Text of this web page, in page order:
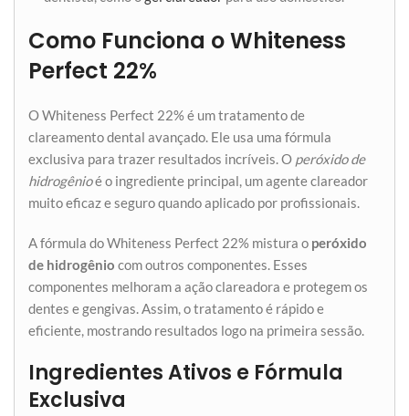
Como Funciona o Whiteness
Perfect 22%
O Whiteness Perfect 22% é um tratamento de
clareamento dental avançado. Ele usa uma fórmula
exclusiva para trazer resultados incríveis. O peróxido de
hidrogênioé o ingrediente principal, um agente clareador
muito eficaz e seguro quando aplicado por profissionais.
A fórmula do Whiteness Perfect 22% mistura o peróxido
de hidrogênio com outros componentes. Esses
componentes melhoram a ação clareadora e protegem os
dentes e gengivas. Assim, o tratamento é rápido e
eficiente, mostrando resultados logo na primeira sessão.
Ingredientes Ativos e Fórmula
Exclusiva